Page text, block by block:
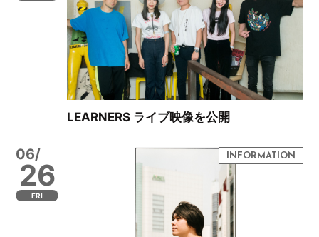
LEARNERS ライブ映像を公開
06/
26
FRI